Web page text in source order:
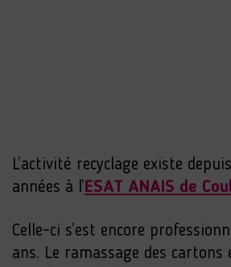
L’activité recyclage existe
années à l’ESAT ANAIS de
Celle-ci s’est encore
ans. Le ramassage des